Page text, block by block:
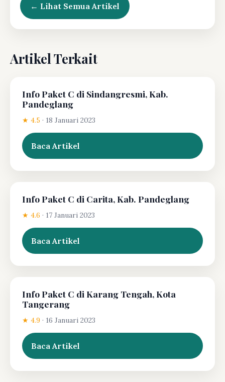
← Lihat Semua Artikel
Artikel Terkait
Info Paket C di Sindangresmi, Kab.
Pandeglang
★ 4.5 · 18 Januari 2023
Baca Artikel
Info Paket C di Carita, Kab. Pandeglang
★ 4.6 · 17 Januari 2023
Baca Artikel
Info Paket C di Karang Tengah, Kota
Tangerang
★ 4.9 · 16 Januari 2023
Baca Artikel